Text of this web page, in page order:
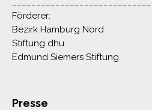
Förderer:
Bezirk Hamburg Nord
Stiftung dhu
Edmund Siemers Stiftung
Presse